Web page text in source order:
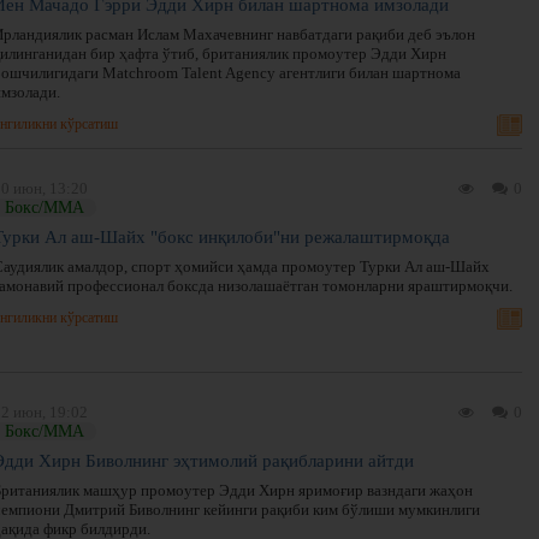
Мачадо Гэрри Эдди Хирн билан шартнома имзолади
расман Ислам Махачевнинг навбатдаги рақиби деб эълон
бир ҳафта ўтиб, британиялик промоутер Эдди Хирн
Matchroom Talent Agency агентлиги билан шартнома
кўрсатиш
Бокс/ММА
Ал аш-Шайх "бокс инқилоби"ни режалаштирмоқда
амалдор, спорт ҳомийси ҳамда промоутер Турки Ал аш-Шайх
профессионал боксда низолашаётган томонларни яраштирмоқчи.
кўрсатиш
Бокс/ММА
Хирн Биволнинг эҳтимолий рақибларини айтди
машҳур промоутер Эдди Хирн яримоғир вазндаги жаҳон
Дмитрий Биволнинг кейинги рақиби ким бўлиши мумкинлиги
фикр билдирди.